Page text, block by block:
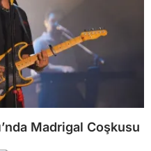
Madrigal Coşkusu